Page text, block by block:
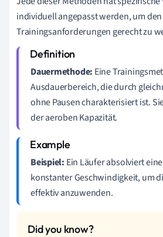
individuell angepasst werden, um den
Trainingsanforderungen gerecht zu
Dauermethode: Eine
Ausdauerbereich, die durch
ohne Pausen charakterisiert ist.
der aeroben Kapazität.
Beispiel: Ein Läufer absolviert
konstanter Geschwindigkeit, um
effektiv anzuwenden.